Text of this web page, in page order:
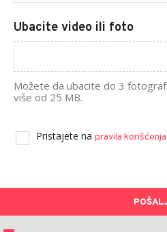
Ubacite video ili foto
Možete da ubacite do 3
više od 25 MB.
Pristajete na pravila korišćenja